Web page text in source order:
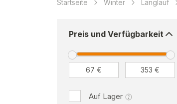
Startseite Winter Langlauf
Preis und Verfügbarkeit
Auf Lager